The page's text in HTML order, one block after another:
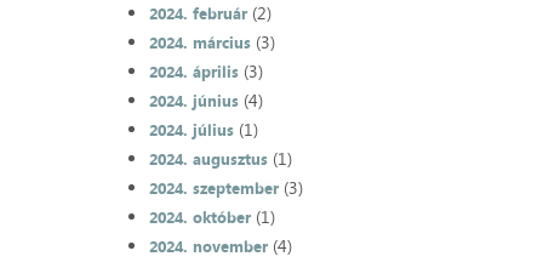
2024. február(2)
2024. március(3)
2024. április(3)
2024. június(4)
2024. július(1)
2024. augusztus(1)
2024. szeptember(3)
2024. október(1)
2024. november(4)